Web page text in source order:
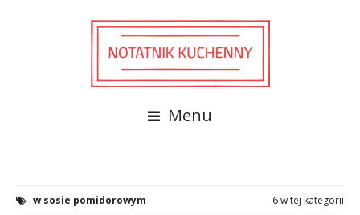
Menu
w sosie pomidorowym 6 w tej kategorii